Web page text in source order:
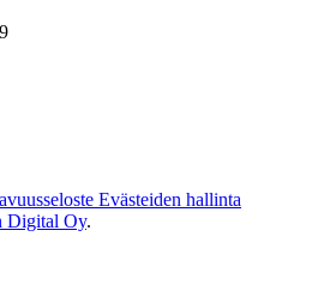
Evästeiden hallinta
Digital Oy.